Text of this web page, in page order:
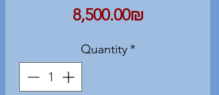
‏8,500.00 ‏₪Price
Quantity *